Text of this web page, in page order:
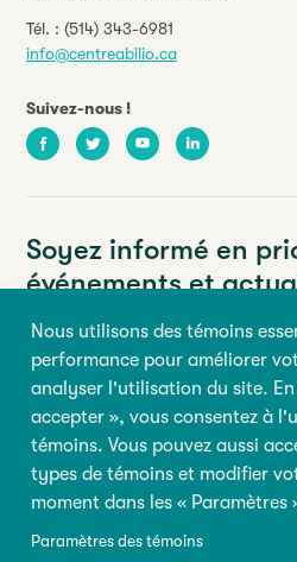
Nous utilisons des témoins
performance pour améliorer
analyser l'utilisation du site.
accepter », vous consentez à
témoins. Vous pouvez aussi
types de témoins et modifier
moment dans les « Paramètres
Paramètres des témoins
Tél. : (514) 343-6981
info@centreabilio.ca
Suivez-nous !
FacebookTwitter YoutubeLinkedIn
Soyez informé en
événements et
Votre adresse courriel
Prénom
M’inscrire